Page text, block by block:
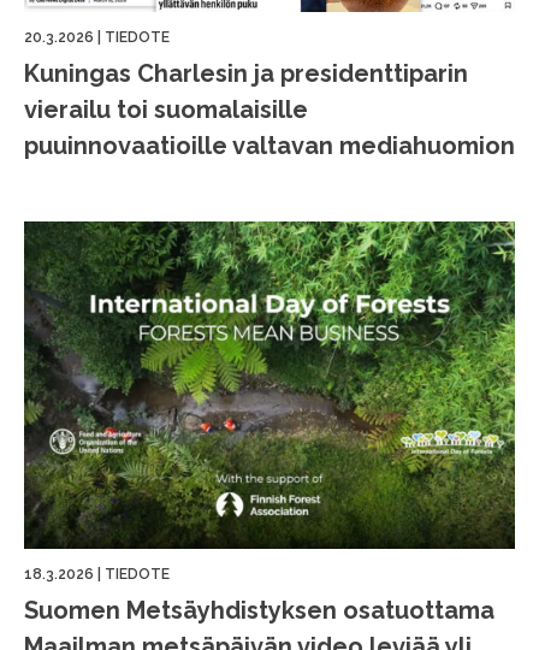
20.3.2026 TIEDOTE
Kuningas Charlesin ja presidenttiparin
vierailu toi suomalaisille
puuinnovaatioille valtavan mediahuomion
18.3.2026 TIEDOTE
Suomen Metsäyhdistyksen osatuottama